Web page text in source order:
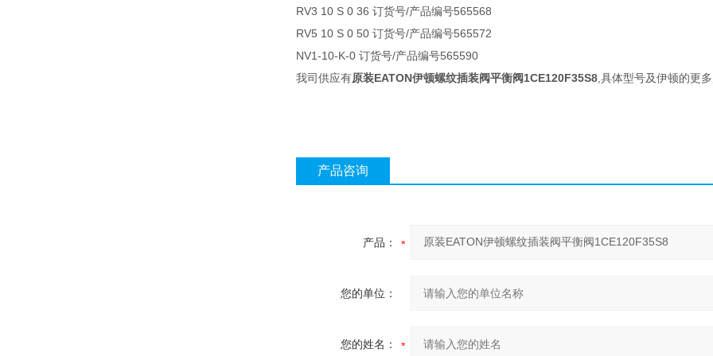
RV3 10 S 0 36 订货号/产品编号565568
RV5 10 S 0 50 订货号/产品编号565572
NV1-10-K-0 订货号/产品编号565590
我司供应有原装EATON伊顿螺纹插装阀平衡阀1CE120F35S8 ,具体型号及伊顿的更
产品咨询
产品：
您的单位：
您的姓名：